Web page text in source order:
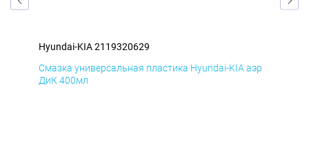
Hyundai-KIA 2119320629
Смазка универсальная пластика Hyundai-KIA аэр
ДиК 400мл